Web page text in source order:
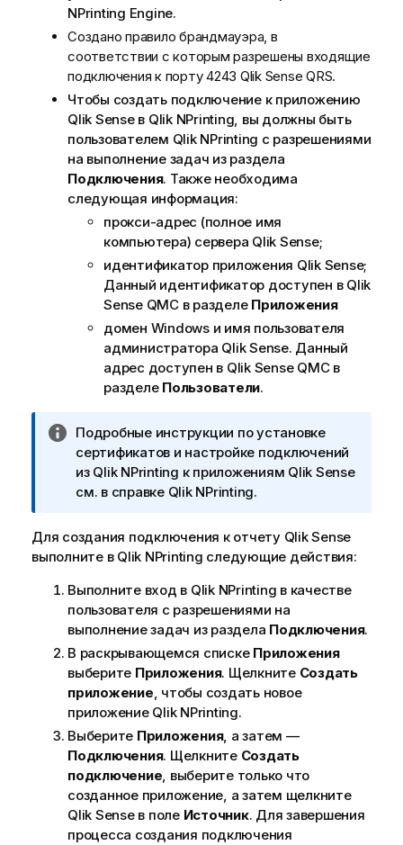
NPrinting Engine.
Создано правило брандмауэра, в
соответствии с которым разрешены входящие
подключения к порту 4243 Qlik Sense QRS.
Чтобы создать подключение к приложению
Qlik Senseв Qlik NPrinting, вы должны быть
пользователем Qlik NPrinting с разрешениями
на выполнение задач из раздела
Подключения. Также необходима
следующая информация:
прокси-адрес (полное имя
компьютера) сервера Qlik Sense;
идентификатор приложения Qlik Sense;
Данный идентификатор доступен в Qlik
SenseQMC в разделе Приложения
домен Windows и имя пользователя
администратора Qlik Sense. Данный
адрес доступен в Qlik SenseQMC в
разделе Пользователи.
П
р
и
м
ч
а
и
е
к
и
н
ф
о
р
м
а
ц
и
и
Подробные инструкции по установке
сертификатов и настройке подключений
из Qlik NPrinting к приложениям Qlik Sense
см. в справке Qlik NPrinting.
Для создания подключения к отчету Qlik Sense
выполните в Qlik NPrinting следующие действия:
Выполните вход в Qlik NPrinting в качестве
пользователя с разрешениями на
выполнение задач из раздела Подключения.
В раскрывающемся списке Приложения
выберите Приложения. Щелкните Создать
приложение, чтобы создать новое
приложение Qlik NPrinting.
Выберите Приложения, а затем —
Подключения. Щелкните Создать
подключение, выберите только что
созданное приложение, а затем щелкните
Qlik Sense в поле Источник. Для завершения
процесса создания подключения